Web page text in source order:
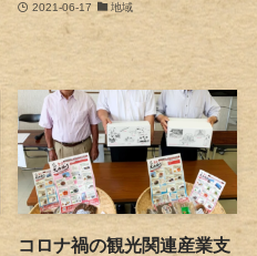
2021-06-17 地域
コロナ禍の観光関連産業支